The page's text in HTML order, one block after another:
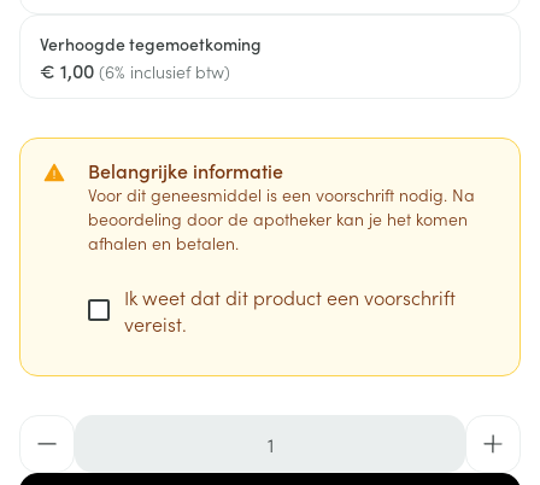
Verhoogde tegemoetkoming
€ 1,00 (6% inclusief btw)
Belangrijke informatie
Voor dit geneesmiddel is een voorschrift nodig. Na
beoordeling door de apotheker kan je het komen
afhalen en betalen.
Ik weet dat dit product een voorschrift
vereist.